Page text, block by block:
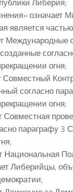
Либерия;
означает
является
Международные
огня;
Совместный
согласно
огня;
Совместная
параграфу 3
Национальная
Либерийцы,